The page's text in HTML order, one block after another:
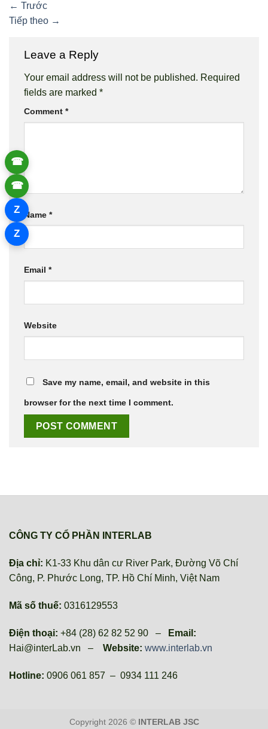
← Trước
Tiếp theo →
Leave a Reply
Your email address will not be published. Required
fields are marked *
Comment *
Name *
Email *
Website
Save my name, email, and website in this
browser for the next time I comment.
CÔNG TY CỔ PHẦN INTERLAB
Địa chỉ: K1-33 Khu dân cư River Park, Đường Võ Chí
Công, P. Phước Long, TP. Hồ Chí Minh, Việt Nam
Mã số thuế: 0316129553
Điện thoại: +84 (28) 62 82 52 90 –
Email:
Hai@interLab.vn – Website: www.interlab.vn
Hotline: 0906 061 857 – 0934 111 246
Copyright 2026 © INTERLAB JSC
☎
☎
Z
Z